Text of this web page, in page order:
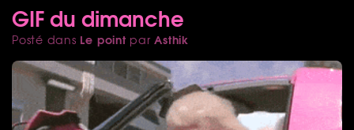
GIF du dimanche
Posté dans Le point parAsthik